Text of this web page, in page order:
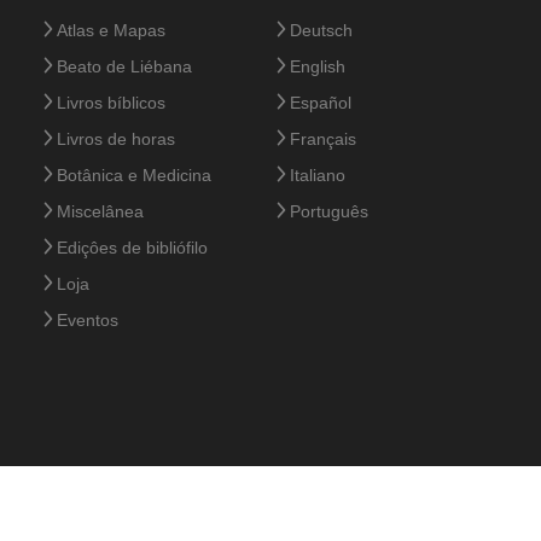
Atlas e Mapas
Beato de Liébana
Livros bíblicos
Livros de horas
Botânica e Medicina
Miscelânea
Ediçôes de bibliófilo
Loja
Eventos
Deutsch
English
Español
Français
Italiano
Português